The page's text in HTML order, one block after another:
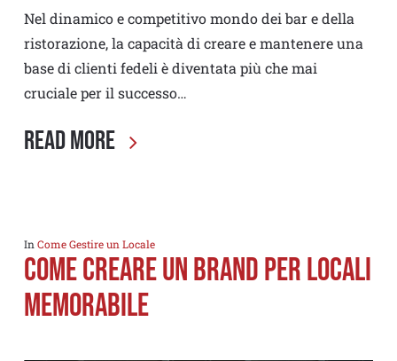
Nel dinamico e competitivo mondo dei bar e della
ristorazione, la capacità di creare e mantenere una
base di clienti fedeli è diventata più che mai
cruciale per il successo…
Read More
In Come Gestire un Locale
Come Creare un Brand per locali
Memorabile